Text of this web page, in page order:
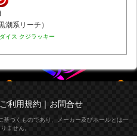
潮系リーチ）
イス クジラッキー
ご利用規約 ｜ お問合せ
づくものであり、メーカー及びホールとは一
ません。